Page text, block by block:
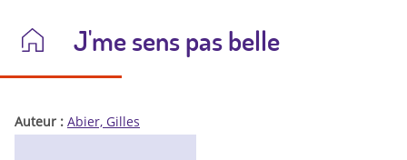
J'me sens pas belle
Auteur : Abier, Gilles